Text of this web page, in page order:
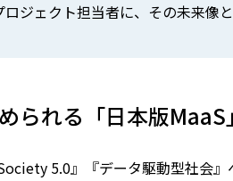
ジェクト担当者に、その未来像
れる「日本版MaaS」
5.0』『データ駆動型社会』